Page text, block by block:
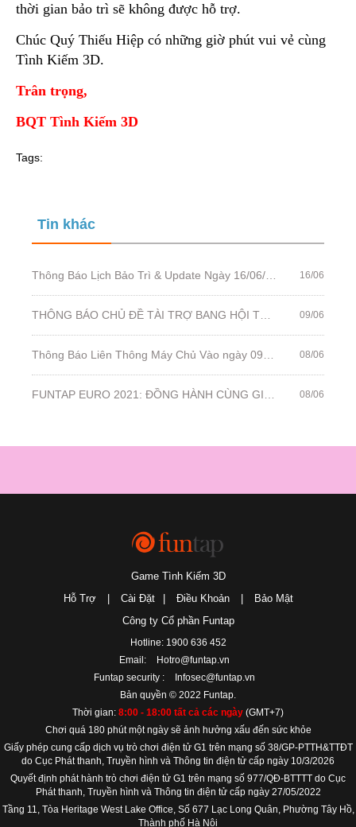
thời gian bảo trì sẽ không được hỗ trợ.
Chúc Quý Thiếu Hiệp có những giờ phút vui vẻ cùng
Tình Kiếm 3D.
Trân trọng,
BQT Tình Kiếm 3D
Tags:
Tin khác
16/06
09/06
08/06
08/06
Game Tình Kiếm 3D
Hỗ Trợ
Cài Đặt Điều Khoản
Bảo Mật
Công ty Cổ phần Funtap
Hotline: 1900 636 452
Email:
Hotro@funtap.vn
Funtap security :
Infosec@funtap.vn
Bản quyền © 2022 Funtap.
Thời gian: 8:00 - 18:00 tất cả các ngày (GMT+7)
Chơi quá 180 phút một ngày sẽ ảnh hưởng xấu đến sức khỏe
Giấy phép cung cấp dịch vụ trò chơi điện tử G1 trên mạng số 38/GP-PTTH&TTĐT
do Cục Phát thanh, Truyền hình và Thông tin điện tử cấp ngày 10/3/2026
Quyết định phát hành trò chơi điện tử G1 trên mạng số 977/QĐ-BTTTT do Cục
Phát thanh, Truyền hình và Thông tin điện tử cấp ngày 27/05/2022
Tầng 11, Tòa Heritage West Lake Office, Số 677 Lạc Long Quân, Phường Tây Hồ,
Thành phố Hà Nội